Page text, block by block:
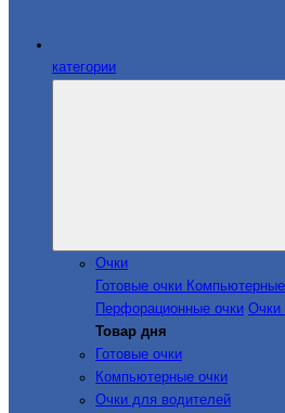
категории
Очки
Готовые очки
Перфорационные очки Очки
Товар дня
Готовые очки
Компьютерные очки
Очки для водителей